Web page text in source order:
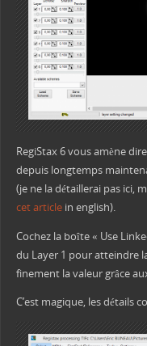
RegiStax 6 vous amène
depuis longtemps
(je ne la détaillerai pas ici,
cet articlein english).
Cochez la boîte « Use
du Layer 1 pour atteindre
finement la valeur grâce
C’est magique, les détails